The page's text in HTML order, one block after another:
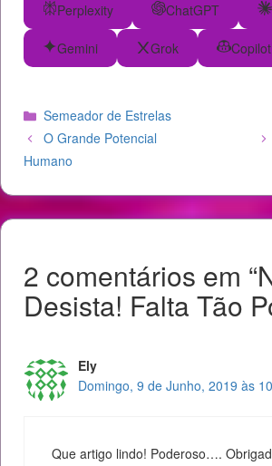
Perplexity
ChatGPT
Gemini Grok Copilot
Categorias
Semeador de Estrelas
O Grande Potencial
Humano
2 comentários em
Desista! Falta Tão
Ely
Domingo, 9 de Junho, 2019 às
Que artigo lindo! Poderoso….